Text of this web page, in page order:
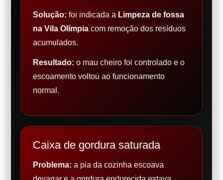
Solução: foi indicada a Limpeza de fossa
na Vila Olímpia com remoção dos resíduos
acumulados.
Resultado: o mau cheiro foi controlado e o
escoamento voltou ao funcionamento
normal.
Caixa de gordura saturada
Problema: a pia da cozinha escoava